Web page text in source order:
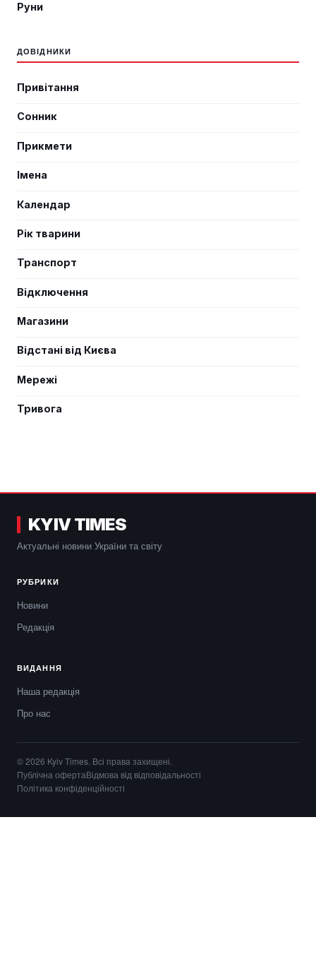
Руни
ДОВІДНИКИ
Привітання
Сонник
Прикмети
Імена
Календар
Рік тварини
Транспорт
Відключення
Магазини
Відстані від Києва
Мережі
Тривога
KYIV TIMES
Актуальні новини України та світу
РУБРИКИ
Новини
Редакція
ВИДАННЯ
Наша редакція
Про нас
© 2026 Kyiv Times. Всі права захищені.
Публічна офертаВідмова від відповідальності
Політика конфіденційності